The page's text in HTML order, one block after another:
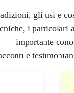
gli usi e
i
importante
e